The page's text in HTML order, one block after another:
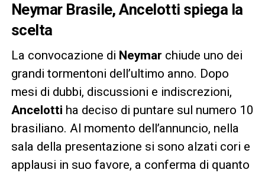
Neymar Brasile, Ancelotti spiega la
scelta
La convocazione di Neymar chiude uno dei
grandi tormentoni dell’ultimo anno. Dopo
mesi di dubbi, discussioni e indiscrezioni,
Ancelotti ha deciso di puntare sul numero 10
brasiliano. Al momento dell’annuncio, nella
sala della presentazione si sono alzati cori e
applausi in suo favore, a conferma di quanto